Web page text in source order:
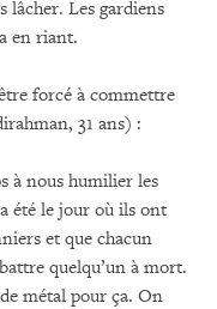
lâcher. Les gardiens
en riant.
forcé à commettre
31 ans) :
à nous humilier les
été le jour où ils ont
et que chacun
quelqu’un à mort.
métal pour ça. On